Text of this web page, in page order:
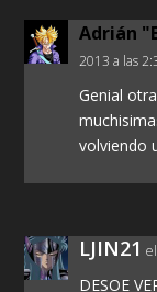
Adrián
2013 a las
Genial
volviendo
LJIN21
DESOE